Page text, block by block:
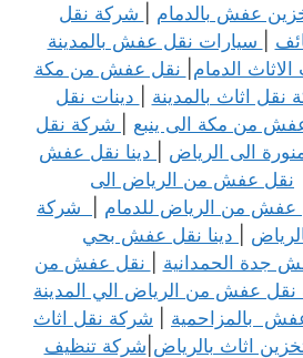
عفش بالدمام
شركة نقل
سيارات نقل عفش بالمدينة
الدمام
نقل عفش من مكة
اثاث بالمدينة
دينات نقل
من مكة الى ينبع
شركة نقل
الى الرياض
دينا نقل عفش
نقل عفش من الرياض الى
من الرياض للدمام
شركة
دينا نقل عفش بحي
جدة الحمدانية
نقل عفش من
عفش من الرياض الي المدينة
بالمزاحمية
شركة نقل اثاث
اثاث بالرياض شركة تنظيف